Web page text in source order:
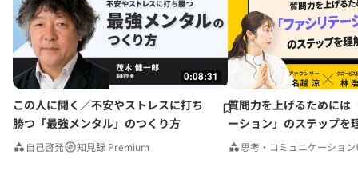
0:08:31
この人に聞く／不安やストレスに打ち
勝つ「最強メンタル」のつくり方
自己啓発 知見録 Premium
質問力を上げるためには
ーション」のステップを
みんなの相談室Premium
思考・コミュニケーション